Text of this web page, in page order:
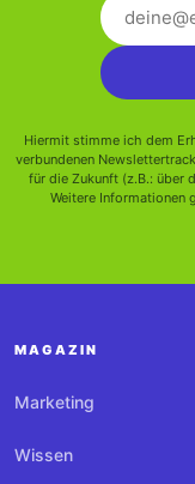
Hiermit stimme ich dem
verbundenen
für die Zukunft (z.B.: über
Weitere Informationen
MAGAZIN
Marketing
Wissen